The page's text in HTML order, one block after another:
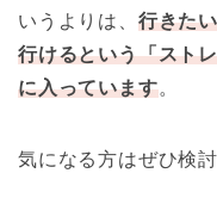
いうよりは、 行きた
行けるという「スト
に入っています。
気になる方はぜひ検